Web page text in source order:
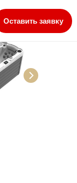
Оставить заявку